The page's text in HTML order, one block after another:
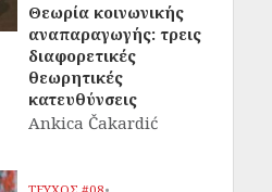
Θεωρία κοινωνικής
αναπαραγωγής: τρεις
διαφορετικές
θεωρητικές
κατευθύνσεις
Ankica Čakardić